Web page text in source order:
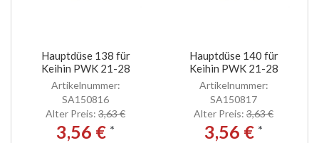
Hauptdüse 138 für
Keihin PWK 21-28
Artikelnummer:
SA150816
Alter Preis: 3,63 €
3,56 € *
Hauptdüse 140 für
Keihin PWK 21-28
Artikelnummer:
SA150817
Alter Preis: 3,63 €
3,56 € *